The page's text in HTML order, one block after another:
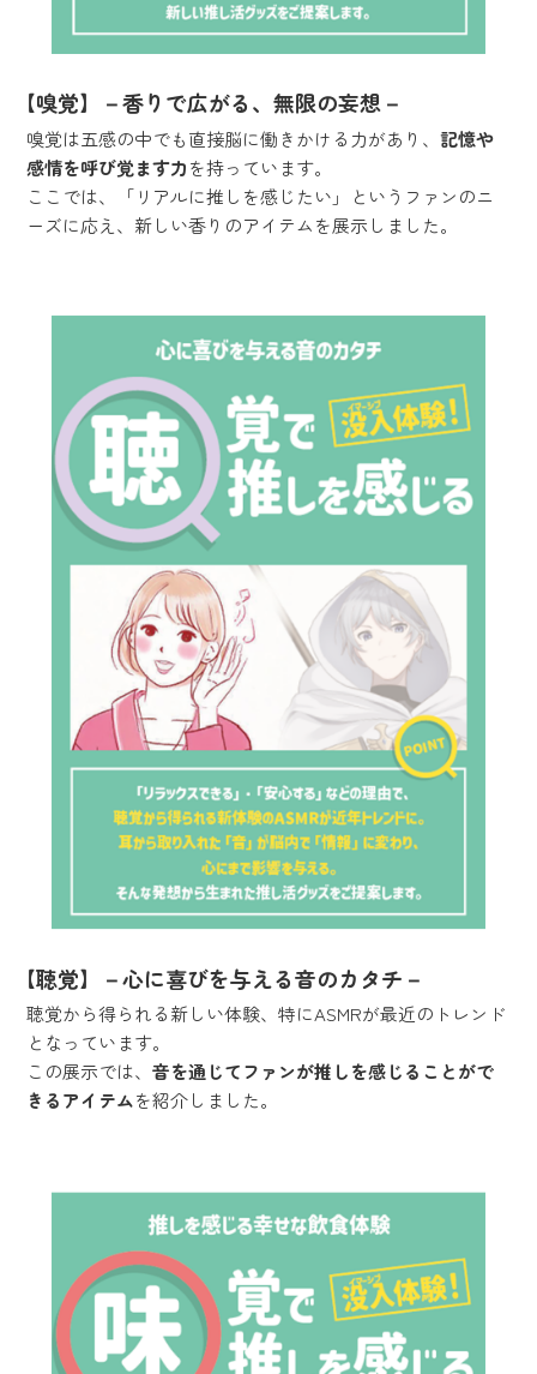
【嗅覚】－香りで広がる、無限の妄想－
嗅覚は五感の中でも直接脳に働きかける力があり、記憶や
感情を呼び覚ます力を持っています。
ここでは、「リアルに推しを感じたい」というファンのニ
ーズに応え、新しい香りのアイテムを展示しました。
【聴覚】－心に喜びを与える音のカタチ－
聴覚から得られる新しい体験、特にASMRが最近のトレンド
となっています。
この展示では、音を通じてファンが推しを感じることがで
きるアイテムを紹介しました。